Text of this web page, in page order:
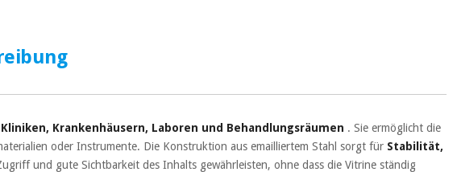
Kliniken, Krankenhäusern, Laboren und Behandlungsräumen . Sie ermöglicht die
oder Instrumente. Die Konstruktion aus emailliertem Stahl sorgt für Stabilität,
und gute Sichtbarkeit des Inhalts gewährleisten, ohne dass die Vitrine ständig